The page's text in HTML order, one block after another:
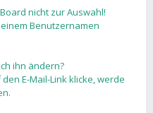
nicht zur Auswahl!
Benutzernamen
ihn ändern?
E-Mail-Link klicke, werde